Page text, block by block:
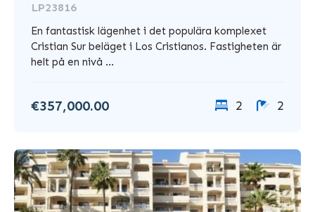
LP23816
En fantastisk lägenhet i det populära komplexet
Cristian Sur beläget i Los Cristianos. Fastigheten är
helt på en nivå ...
€357,000.00 2 2